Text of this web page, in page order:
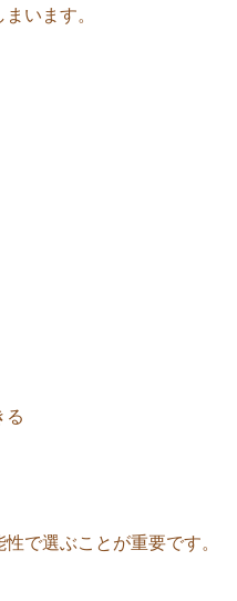
います。
る
で選ぶことが重要です。